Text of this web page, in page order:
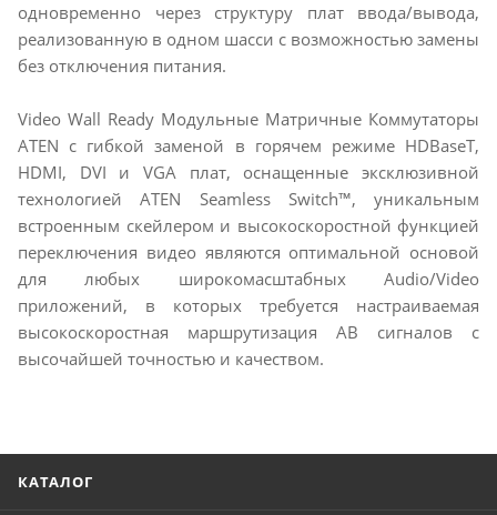
одновременно через структуру плат ввода/вывода,
реализованную в одном шасси с возможностью замены
без отключения питания.
Video Wall Ready Модульные Матричные Коммутаторы
ATEN с гибкой заменой в горячем режиме HDBaseT,
HDMI, DVI и VGA плат, оснащенные эксклюзивной
технологией ATEN Seamless Switch™, уникальным
встроенным скейлером и высокоскоростной функцией
переключения видео являются оптимальной основой
для любых широкомасштабных Audio/Video
приложений, в которых требуется настраиваемая
высокоскоростная маршрутизация АВ сигналов с
высочайшей точностью и качеством.
КАТАЛОГ